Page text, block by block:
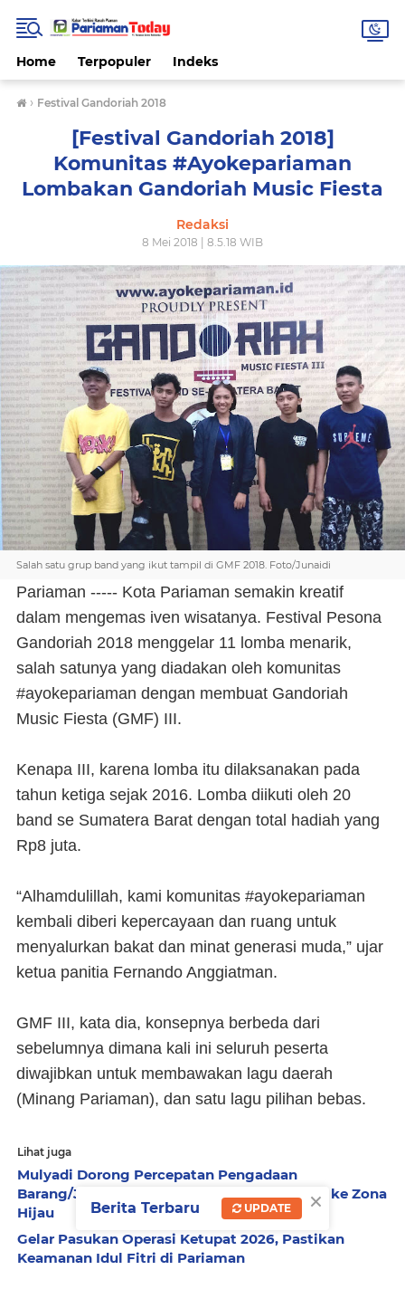
Home Terpopuler Indeks
› Festival Gandoriah 2018
[Festival Gandoriah 2018]
Komunitas #Ayokepariaman
Lombakan Gandoriah Music Fiesta
Redaksi
8 Mei 2018 | 8.5.18 WIB
Salah satu grup band yang ikut tampil di GMF 2018. Foto/Junaidi
Pariaman ----- Kota Pariaman semakin kreatif
dalam mengemas iven wisatanya. Festival Pesona
Gandoriah 2018 menggelar 11 lomba menarik,
salah satunya yang diadakan oleh komunitas
#ayokepariaman dengan membuat Gandoriah
Music Fiesta (GMF) III.
Kenapa III, karena lomba itu dilaksanakan pada
tahun ketiga sejak 2016. Lomba diikuti oleh 20
band se Sumatera Barat dengan total hadiah yang
Rp8 juta.
“Alhamdulillah, kami komunitas #ayokepariaman
kembali diberi kepercayaan dan ruang untuk
menyalurkan bakat dan minat generasi muda,” ujar
ketua panitia Fernando Anggiatman.
GMF III, kata dia, konsepnya berbeda dari
sebelumnya dimana kali ini seluruh peserta
diwajibkan untuk membawakan lagu daerah
(Minang Pariaman), dan satu lagu pilihan bebas.
Lihat juga
Mulyadi Dorong Percepatan Pengadaan
Barang/Jasa, Targetkan ITKP Pariaman Naik ke Zona
Hijau
Gelar Pasukan Operasi Ketupat 2026, Pastikan
Keamanan Idul Fitri di Pariaman
×
Berita Terbaru UPDATE